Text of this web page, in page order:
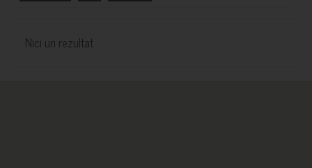
Nici un rezultat